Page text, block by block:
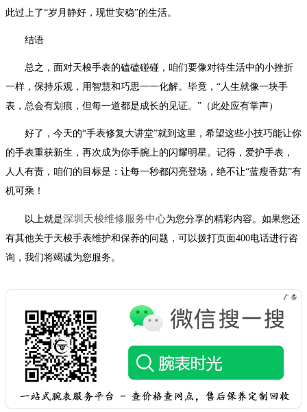
此过上了“岁月静好，现世安稳”的生活。
结语
总之，面对天梭手表的磕磕碰碰，咱们要像对待生活中的小挫折
一样，保持乐观，用智慧和巧思一一化解。毕竟，“人生就像一块手
表，总会有划痕，但每一道都是成长的见证。”（此处应有掌声）
好了，今天的“手表修复大讲堂”就到这里，希望这些小技巧能让你
的手表重获新生，再次成为你手腕上的闪耀明星。记得，爱护手表，
人人有责，咱们的目标是：让每一秒都闪亮登场，绝不让“蓝瘦香菇”有
机可乘！
以上就是深圳天梭维修服务中心为您分享的精彩内容。如果您还
有其他关于天梭手表维护和保养的问题，可以拨打页面400电话进行咨
询，我们将竭诚为您服务。